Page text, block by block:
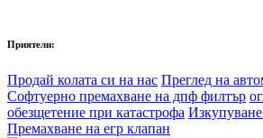
Приятели:
Продай колата си на нас Преглед на
Софтуерно премахване на дпф филтър
обезщетение при катастрофа
Премахване на егр клапан